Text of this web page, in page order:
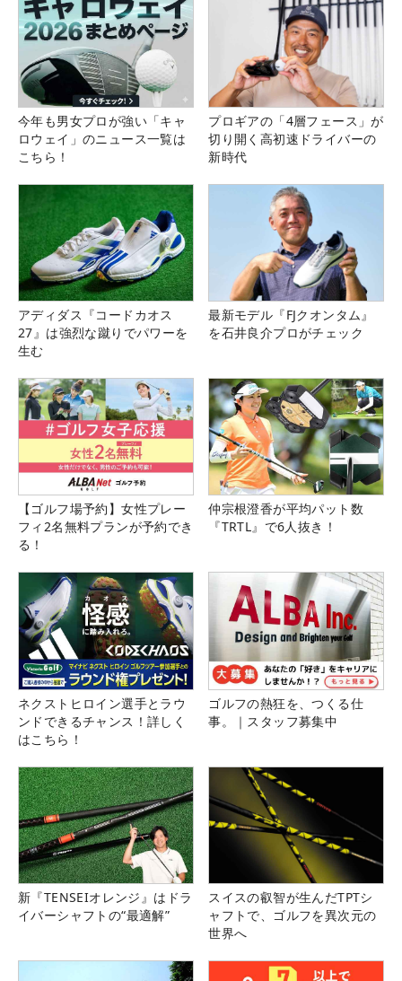
今年も男女プロが強い「キャ
ロウェイ」のニュース一覧は
こちら！
プロギアの「4層フェース」が
切り開く高初速ドライバーの
新時代
アディダス『コードカオス
27』は強烈な蹴りでパワーを
生む
最新モデル『FJクオンタム』
を石井良介プロがチェック
【ゴルフ場予約】女性プレー
フィ2名無料プランが予約でき
る！
仲宗根澄香が平均パット数
『TRTL』で6人抜き！
ネクストヒロイン選手とラウ
ンドできるチャンス！詳しく
はこちら！
ゴルフの熱狂を、つくる仕
事。｜スタッフ募集中
新『TENSEIオレンジ』はドラ
イバーシャフトの“最適解”
スイスの叡智が生んだTPTシ
ャフトで、ゴルフを異次元の
世界へ